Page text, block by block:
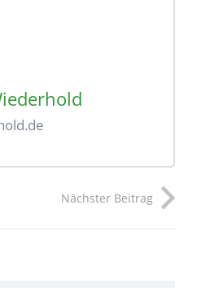
Nächster Beitrag